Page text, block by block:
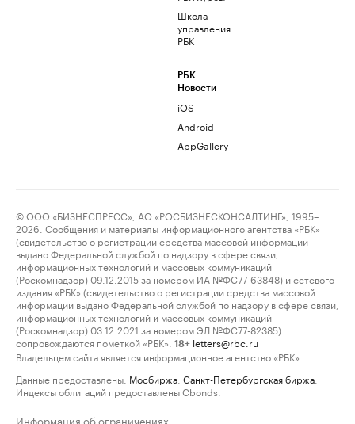
Школа
управления
РБК
РБК
Новости
iOS
Android
AppGallery
© ООО «БИЗНЕСПРЕСС», АО «РОСБИЗНЕСКОНСАЛТИНГ», 1995–
2026. Сообщения и материалы информационного агентства «РБК»
(свидетельство о регистрации средства массовой информации
выдано Федеральной службой по надзору в сфере связи,
информационных технологий и массовых коммуникаций
(Роскомнадзор) 09.12.2015 за номером ИА №ФС77-63848) и сетевого
издания «РБК» (свидетельство о регистрации средства массовой
информации выдано Федеральной службой по надзору в сфере связи,
информационных технологий и массовых коммуникаций
(Роскомнадзор) 03.12.2021 за номером ЭЛ №ФС77-82385)
сопровождаются пометкой «РБК».
18+ letters@rbc.ru
Владельцем сайта является информационное агентство «РБК».
Данные предоставлены: Мосбиржа Санкт-Петербургская биржа
Индексы облигаций предоставлены Cbonds.
Информация об ограничениях